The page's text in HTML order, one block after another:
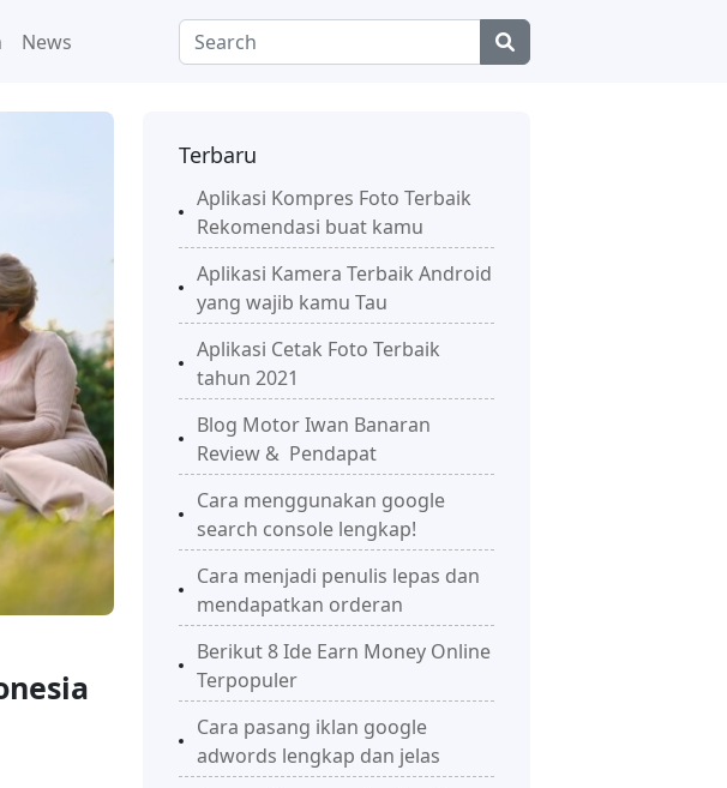
News
Terbaru
Aplikasi Kompres Foto Terbaik
Rekomendasi buat kamu
Aplikasi Kamera Terbaik Android
yang wajib kamu Tau
Aplikasi Cetak Foto Terbaik
tahun 2021
Blog Motor Iwan Banaran
Review & Pendapat
Cara menggunakan google
search console lengkap!
Cara menjadi penulis lepas dan
mendapatkan orderan
Berikut 8 Ide Earn Money Online
Terpopuler
Cara pasang iklan google
adwords lengkap dan jelas